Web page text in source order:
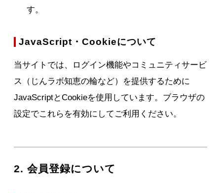
す。
JavaScript・Cookieについて
当サイトでは、ログイン機能やコミュニティサービ
ス（じんラボ知恵の輪など）を提供するために
JavaScriptとCookieを使用しています。ブラウザの
設定でこれらを有効にしてご利用ください。
2. 会員登録について